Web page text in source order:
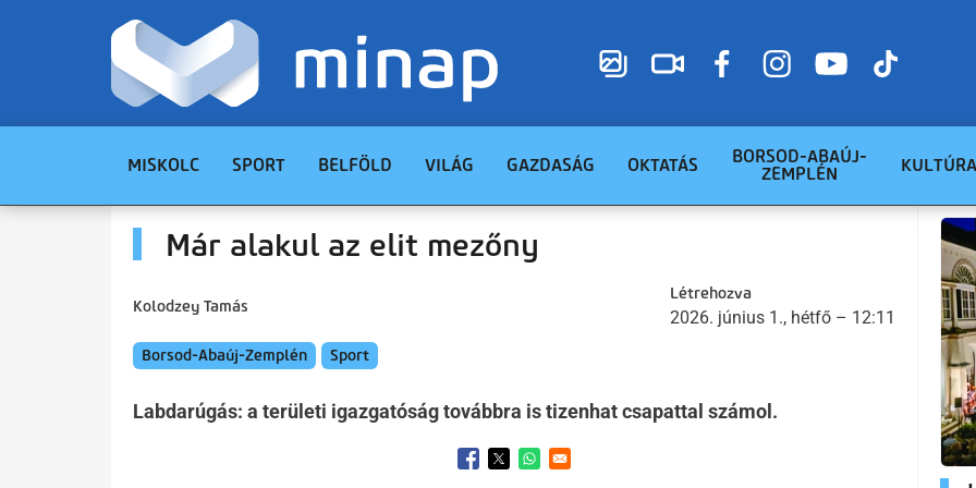
MISKOLC SPORT BELFÖLD VILÁG GAZDASÁG OKTATÁS
BORSOD-ABAÚJ-
ZEMPLÉN
KULTÚRA
Már alakul az elit mezőny
Kolodzey Tamás
Létrehozva
2026. június 1., hétfő – 12:11
Borsod-Abaúj-Zemplén Sport
Labdarúgás: a területi igazgatóság továbbra is tizenhat csapattal számol.
Opens in a new window
Opens in a new window
Opens in a new window